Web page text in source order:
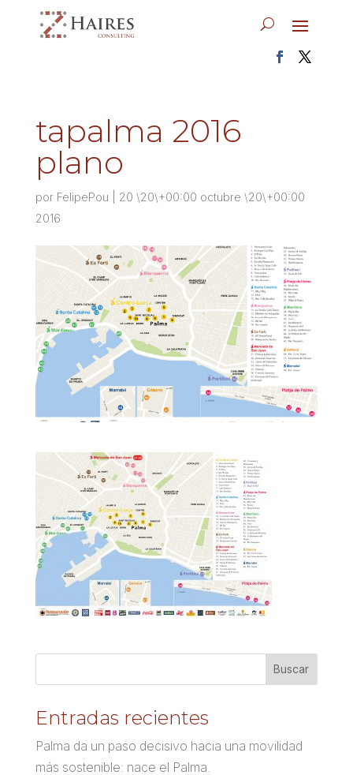
tapalma 2016
plano
por FelipePou
20 \20\+00:00 octubre \20\+00:00
2016
Entradas recientes
Palma da un paso decisivo hacia una movilidad
más sostenible: nace el Palma.